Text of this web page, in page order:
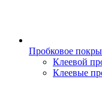
Пробковое
Клеевой
Клеевые